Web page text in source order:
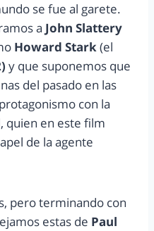
se fue al garete.
a John Slattery
Howard Stark(el
y que suponemos que
del pasado en las
con la
, quien en este film
de la agente
pero terminando con
estas de Paul